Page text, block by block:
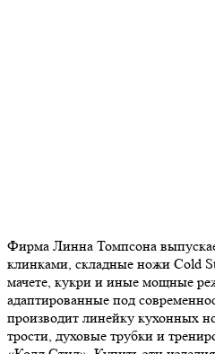
Фирма Линна Томпсона
клинками, складные ножи Cold
мачете, кукри и иные мощные
адаптированные под
производит линейку кухонных
трости, духовые трубки и